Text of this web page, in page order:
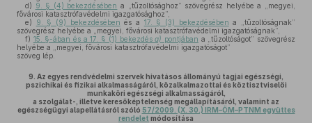
d) 9. § (4) bekezdésében a „tűzoltósághoz” szövegrész helyébe a „megyei,
fővárosi katasztrófavédelmi igazgatósághoz”,
e)
9. § (9) bekezdésében és a 17. § (3) bekezdésében a „tűzoltóságnak”
szövegrész helyébe a „megyei, fővárosi katasztrófavédelmi igazgatóságnak”,
f) 15. §-ában és a 17. § (1) bekezdésa) pontjában a „tűzoltóságot” szövegrész
helyébe a „megyei, fővárosi katasztrófavédelmi igazgatóságot”
szöveg lép.
9. Az egyes rendvédelmi szervek hivatásos állományú tagjai egészségi,
pszichikai és fizikai alkalmasságáról, közalkalmazottai és köztisztviselői
munkaköri egészségi alkalmasságáról,
a szolgálat-, illetve keresőképtelenség megállapításáról, valamint az
egészségügyi alapellátásról szóló 57/2009. (X. 30.) IRM–ÖM–PTNM együttes
rendelet módosítása